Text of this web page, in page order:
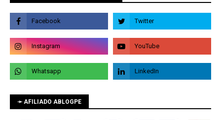
➛ AFILIADO ABLOGPE